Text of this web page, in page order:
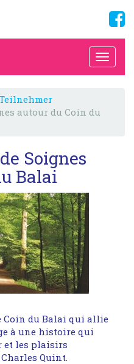
autour du Coin du
Soignes
Balai
Coin du Balai qui allie
à une histoire qui
et les plaisirs
Quint.